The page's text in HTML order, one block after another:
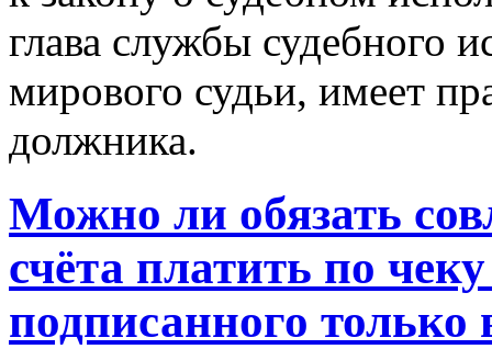
глава службы судебного
мирового судьи, имеет
должника.
Можно ли обязать
счёта платить по
подписанного